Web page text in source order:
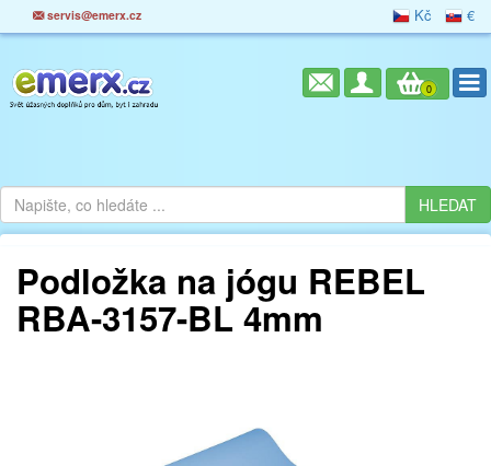
servis@emerx.cz Kč €
0
Podložka na jógu REBEL
RBA-3157-BL 4mm